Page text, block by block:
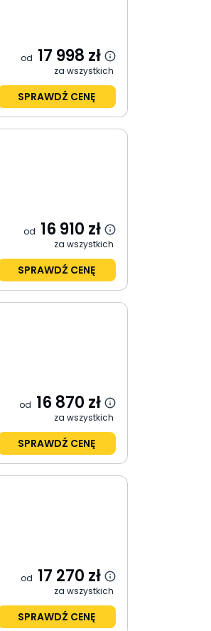
od 17 998 zł
za wszystkich
SPRAWDŹ CENĘ
od 16 910 zł
za wszystkich
SPRAWDŹ CENĘ
od 16 870 zł
za wszystkich
SPRAWDŹ CENĘ
od 17 270 zł
za wszystkich
SPRAWDŹ CENĘ